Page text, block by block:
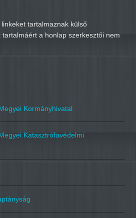
tartalmaznak külső
a honlap szerkesztői nem
Kormányhivatal
Katasztrófavédelmi